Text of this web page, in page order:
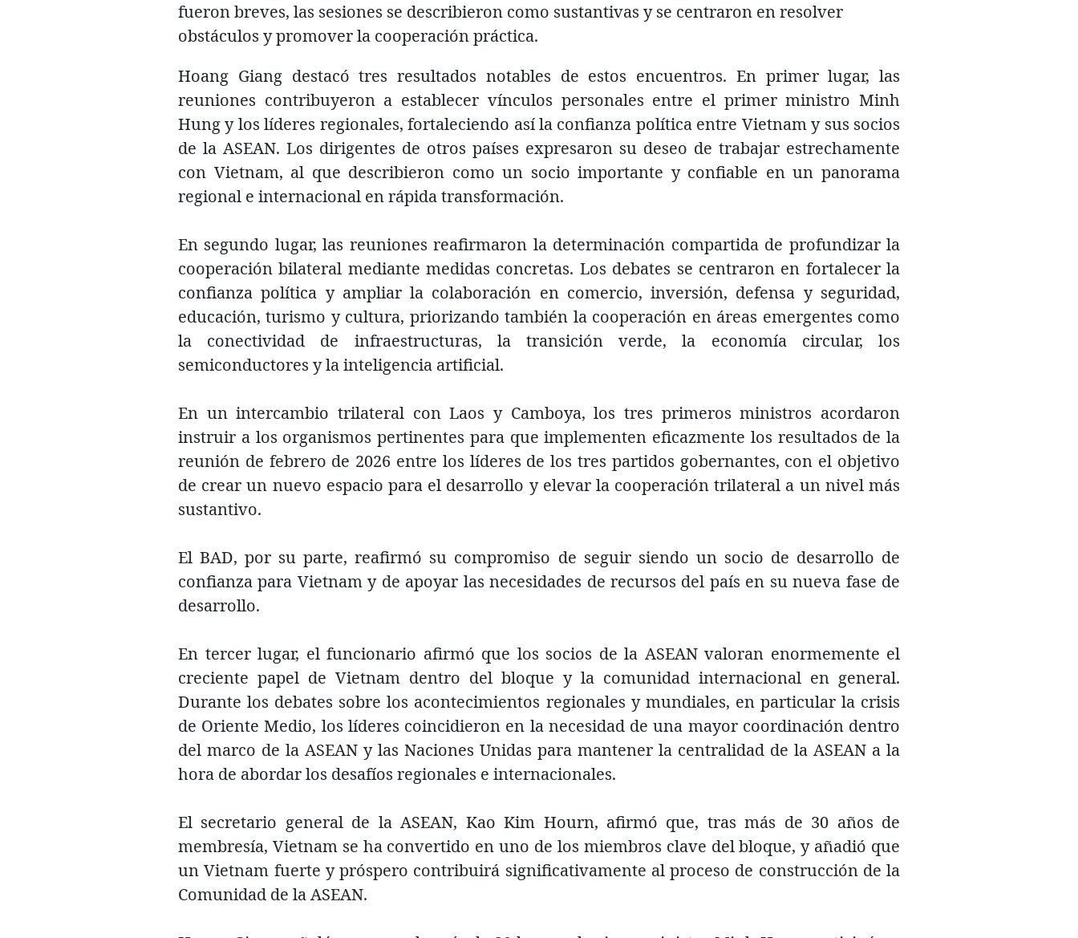
fueron breves, las sesiones se describieron como sustantivas y se centraron en resolver
obstáculos y promover la cooperación práctica.
Hoang Giang destacó tres resultados notables de estos encuentros. En primer lugar, las
reuniones contribuyeron a establecer vínculos personales entre el primer ministro Minh
Hung y los líderes regionales, fortaleciendo así la confianza política entre Vietnam y sus socios
de la ASEAN. Los dirigentes de otros países expresaron su deseo de trabajar estrechamente
con Vietnam, al que describieron como un socio importante y confiable en un panorama
regional e internacional en rápida transformación.
En segundo lugar, las reuniones reafirmaron la determinación compartida de profundizar la
cooperación bilateral mediante medidas concretas. Los debates se centraron en fortalecer la
confianza política y ampliar la colaboración en comercio, inversión, defensa y seguridad,
educación, turismo y cultura, priorizando también la cooperación en áreas emergentes como
la conectividad de infraestructuras, la transición verde, la economía circular, los
semiconductores y la inteligencia artificial.
En un intercambio trilateral con Laos y Camboya, los tres primeros ministros acordaron
instruir a los organismos pertinentes para que implementen eficazmente los resultados de la
reunión de febrero de 2026 entre los líderes de los tres partidos gobernantes, con el objetivo
de crear un nuevo espacio para el desarrollo y elevar la cooperación trilateral a un nivel más
sustantivo.
El BAD, por su parte, reafirmó su compromiso de seguir siendo un socio de desarrollo de
confianza para Vietnam y de apoyar las necesidades de recursos del país en su nueva fase de
desarrollo.
En tercer lugar, el funcionario afirmó que los socios de la ASEAN valoran enormemente el
creciente papel de Vietnam dentro del bloque y la comunidad internacional en general.
Durante los debates sobre los acontecimientos regionales y mundiales, en particular la crisis
de Oriente Medio, los líderes coincidieron en la necesidad de una mayor coordinación dentro
del marco de la ASEAN y las Naciones Unidas para mantener la centralidad de la ASEAN a la
hora de abordar los desafíos regionales e internacionales.
El secretario general de la ASEAN, Kao Kim Hourn, afirmó que, tras más de 30 años de
membresía, Vietnam se ha convertido en uno de los miembros clave del bloque, y añadió que
un Vietnam fuerte y próspero contribuirá significativamente al proceso de construcción de la
Comunidad de la ASEAN.